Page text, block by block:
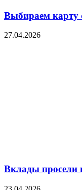
Выбираем карту
27.04.2026
Вклады просели